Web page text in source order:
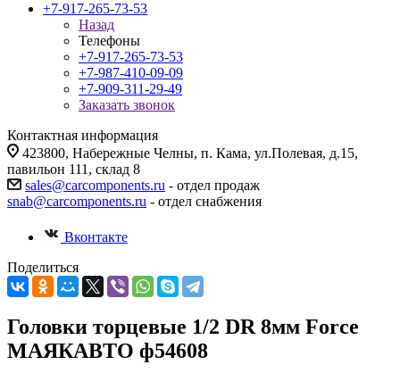
+7-917-265-73-53
Назад
Телефоны
+7-917-265-73-53
+7-987-410-09-09
+7-909-311-29-49
Заказать звонок
Контактная информация
423800, Набережные Челны, п. Кама, ул.Полевая, д.15,
павильон 111, склад 8
sales@carcomponents.ru - отдел продаж
snab@carcomponents.ru - отдел снабжения
Вконтакте
Поделиться
Головки торцевые 1/2 DR 8мм Force
МАЯКАВТО ф54608